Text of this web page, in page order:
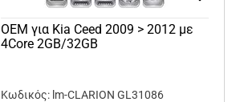
OEM για Kia Ceed 2009 > 2012 με
4Core 2GB/32GB
Κωδικός: lm-CLARION GL31086